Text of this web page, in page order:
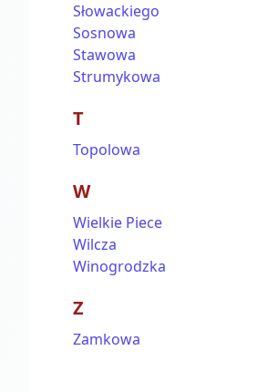
Słowackiego
Sosnowa
Stawowa
Strumykowa
T
Topolowa
W
Wielkie Piece
Wilcza
Winogrodzka
Z
Zamkowa